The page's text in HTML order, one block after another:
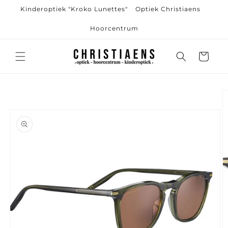
naar de
Kinderoptiek "Kroko Lunettes" Optiek Christiaens
Hoorcentrum
Winkelwagen